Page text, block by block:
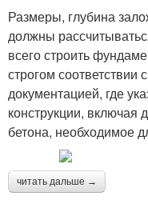
Размеры, глубина
должны
всего строить
строгом соответствии
документацией, где
конструкции, включая
бетона, необходимое
читать дальше →